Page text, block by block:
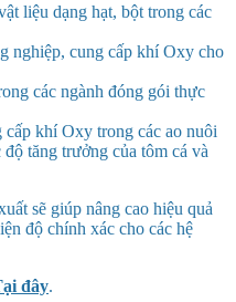
liệu dạng hạt, bột trong các
nghiệp, cung cấp khí Oxy cho
các ngành đóng gói thực
khí Oxy trong các ao nuôi
tăng trưởng của tôm cá và
sẽ giúp nâng cao hiệu quả
độ chính xác cho các hệ
đây.